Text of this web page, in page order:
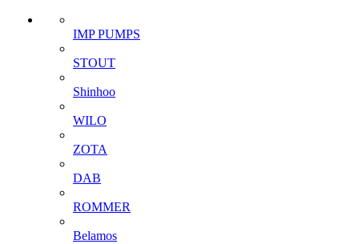
IMP PUMPS
STOUT
Shinhoo
WILO
ZOTA
DAB
ROMMER
Belamos